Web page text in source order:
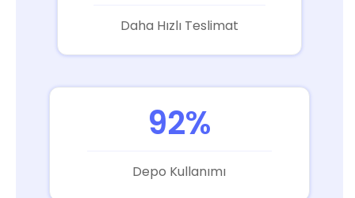
Daha Hızlı Teslimat
92%
Depo Kullanımı